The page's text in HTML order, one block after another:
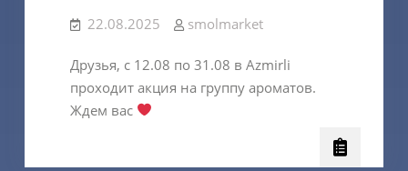
22.08.2025 smolmarket
Друзья, с 12.08 по 31.08 в Azmirli
проходит акция на группу ароматов.
Ждем вас